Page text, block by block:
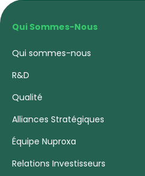
Qui Sommes-Nous
Qui sommes-nous
R&D
Qualité
Alliances Stratégiques
Équipe Nuproxa
Relations Investisseurs